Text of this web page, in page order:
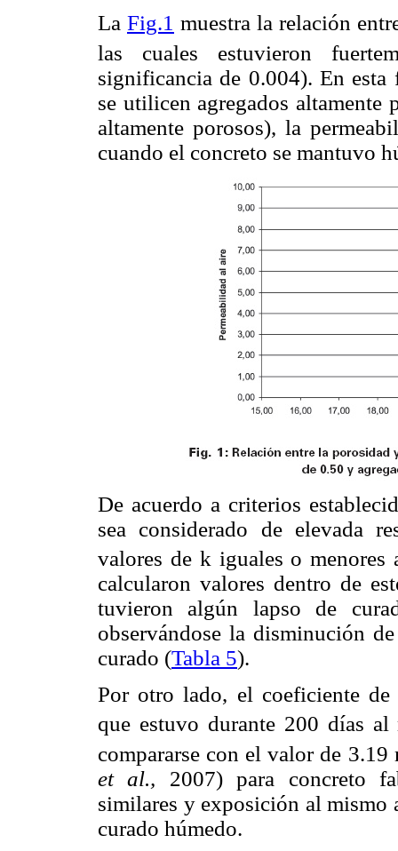
La Fig.1 muestra la relación
las cuales estuvieron
significancia de 0.004). En esta
se utilicen agregados altamente
altamente porosos), la
cuando el concreto se mantuvo
De acuerdo a criterios
sea considerado de elevada
valores de k iguales o menores
calcularon valores dentro de
tuvieron algún lapso de
observándose la disminución
curado (Tabla 5).
Por otro lado, el coeficiente de
que estuvo durante 200 días
compararse con el valor de 3.19
et al., 2007) para concreto
similares y exposición al mismo
curado húmedo.